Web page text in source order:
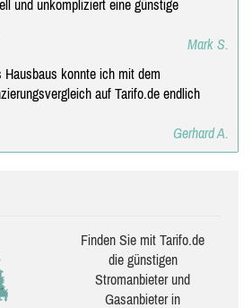
und unkompliziert eine günstige
Mark S.
Hausbaus konnte ich mit dem
auf Tarifo.de endlich
Gerhard A.
Finden Sie mit Tarifo.de
die güns­ti­gen
Stromanbieter und
Gasanbieter in